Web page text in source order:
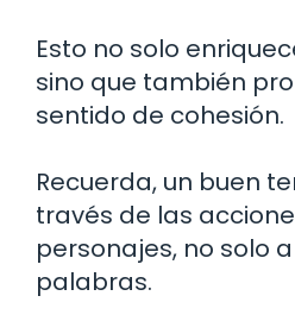
Esto no solo
sino que también
sentido de cohesión.
Recuerda, un buen
través de las
personajes, no solo
palabras.